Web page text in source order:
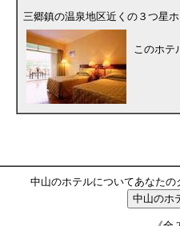
三郷鎮の温泉地区近くの３つ星
このホテ
中山のホテルについてあなた